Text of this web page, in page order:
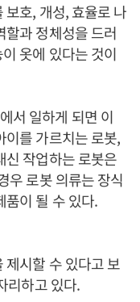
호, 개성, 효율로 나
할과 정체성을 드러
옷에 있다는 것이
서 일하게 되면 이
이를 가르치는 로봇,
신 작업하는 로봇은
우 로봇 의류는 장식
품이 될 수 있다.
제시할 수 있다고 보
리하고 있다.